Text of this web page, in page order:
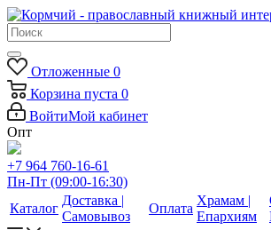
Отложенные 0
Корзина пуста 0
ВойтиМой кабинет
Опт
+7 964 760-16-61
Пн-Пт (09:00-16:30)
Каталог
Доставка |
Самовывоз
Оплата
Храмам |
Епархиям